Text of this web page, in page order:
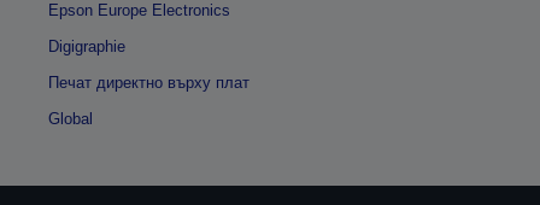
Epson Europe Electronics
Digigraphie
Печат директно върху плат
Global